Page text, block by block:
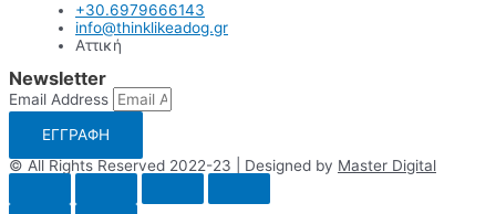
+30.6979666143
info@thinklikeadog.gr
Αττική
Newsletter
Email Address
ΕΓΓΡΑΦΗ
© All Rights Reserved 2022-23 | Designed by Master Digital